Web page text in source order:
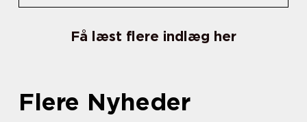
Få læst flere indlæg her
Flere Nyheder